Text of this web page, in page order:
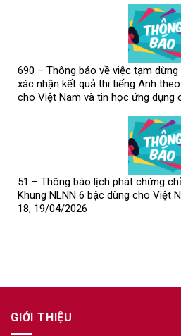
690 – Thông báo về việc tạm
xác nhận kết quả thi tiếng Anh
cho Việt Nam và tin học ứng dụng
51 – Thông báo lịch phát chứng
Khung NLNN 6 bậc dùng cho Việt
18, 19/04/2026
GIỚI THIỆU